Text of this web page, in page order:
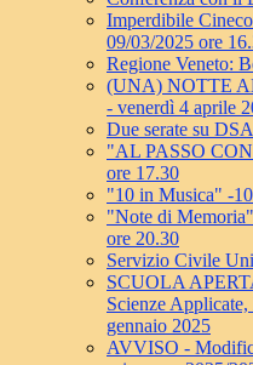
Imperdibile
09/03/2025 ore
Regione Veneto:
(UNA) NOTTE
- venerdì 4 aprile
Due serate su
"AL PASSO
ore 17.30
"10 in Musica" -
"Note di
ore 20.30
Servizio Civile
SCUOLA
Scienze
gennaio 2025
AVVISO -